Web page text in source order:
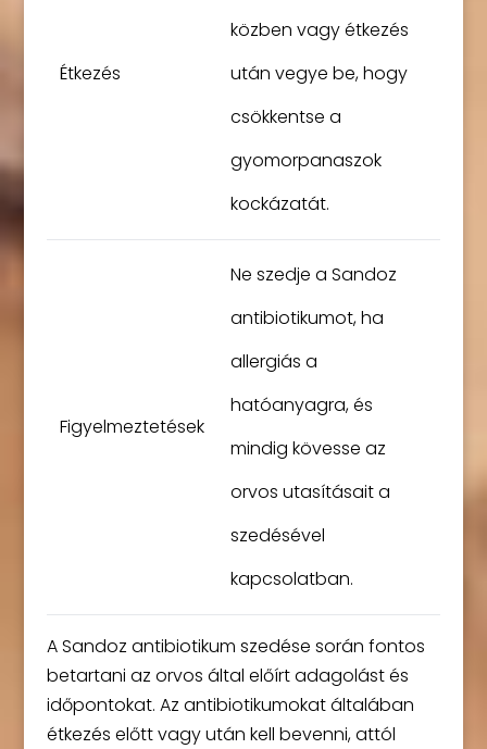
Étkezés
közben vagy étkezés
után vegye be, hogy
csökkentse a
gyomorpanaszok
kockázatát.
Figyelmeztetések
Ne szedje a Sandoz
antibiotikumot, ha
allergiás a
hatóanyagra, és
mindig kövesse az
orvos utasításait a
szedésével
kapcsolatban.
A Sandoz antibiotikum szedése során fontos
betartani az orvos által előírt adagolást és
időpontokat. Az antibiotikumokat általában
étkezés előtt vagy után kell bevenni, attól